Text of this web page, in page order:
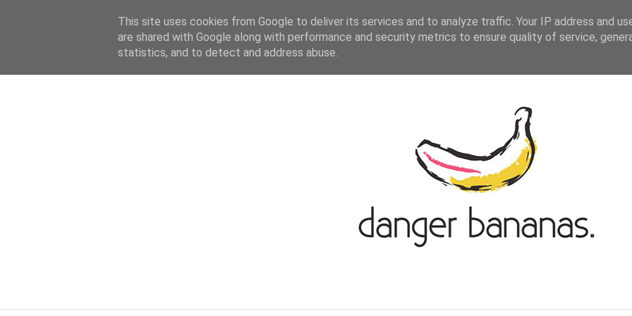
HOME KATEGORIEN ASIAN-GERMAN BLOGROLL KONTAKT
This site uses cookies from Google to deliver its services and to analyze traffic. Your IP address and
are shared with Google along with performance and security metrics to ensure quality of service,
statistics, and to detect and address abuse.